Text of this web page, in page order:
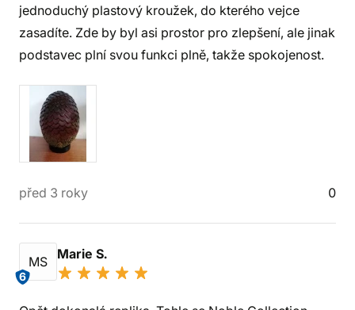
jednoduchý plastový kroužek, do kterého vejce
zasadíte. Zde by byl asi prostor pro zlepšení, ale jinak
podstavec plní svou funkci plně, takže spokojenost.
před 3 roky 0
MS
6
Marie S.